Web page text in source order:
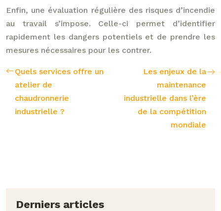
Enfin, une évaluation régulière des risques d’incendie
au travail s’impose. Celle-ci permet d’identifier
rapidement les dangers potentiels et de prendre les
mesures nécessaires pour les contrer.
Quels services offre un
atelier de
chaudronnerie
industrielle ?
Les enjeux de la
maintenance
industrielle dans l’ère
de la compétition
mondiale
Derniers articles